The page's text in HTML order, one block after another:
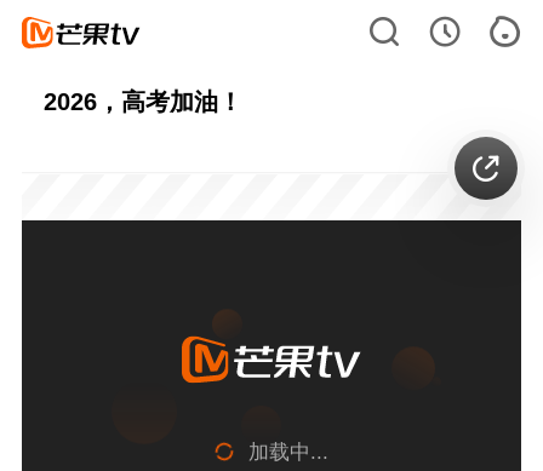
2026，高考加油！
加载中...